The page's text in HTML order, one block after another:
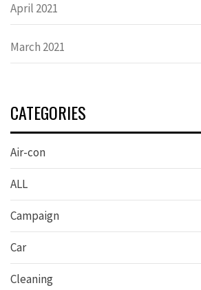
April 2021
March 2021
CATEGORIES
Air-con
ALL
Campaign
Car
Cleaning